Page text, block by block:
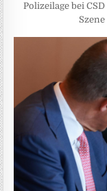
Polizeilage bei